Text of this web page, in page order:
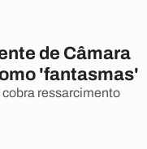
de Câmara
'fantasmas'
ressarcimento